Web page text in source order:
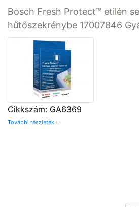
Bosch Fresh Protect™ etilén
hűtőszekrénybe 17007846
Cikkszám: GA6369
További részletek...